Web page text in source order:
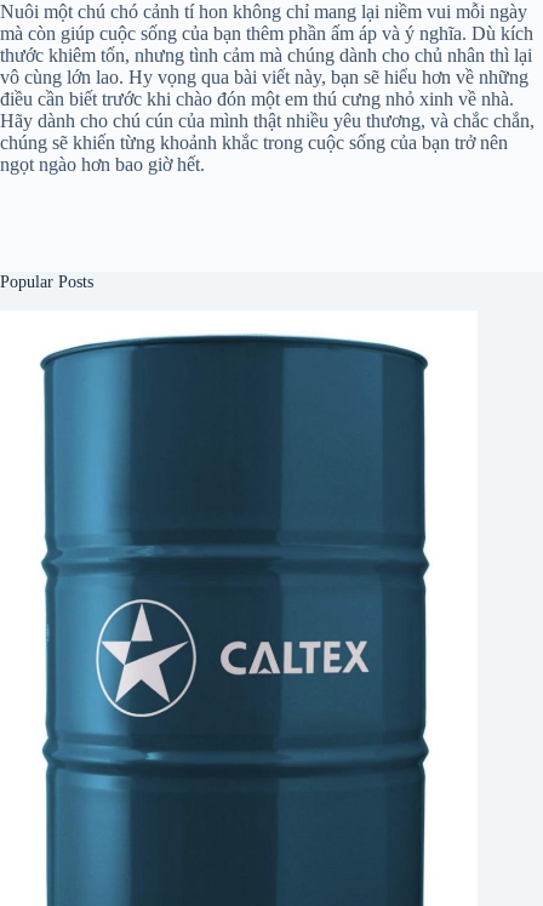
Nuôi một chú chó cảnh tí hon không chỉ mang lại niềm vui mỗi ngày
mà còn giúp cuộc sống của bạn thêm phần ấm áp và ý nghĩa. Dù kích
thước khiêm tốn, nhưng tình cảm mà chúng dành cho chủ nhân thì lại
vô cùng lớn lao. Hy vọng qua bài viết này, bạn sẽ hiểu hơn về những
điều cần biết trước khi chào đón một em thú cưng nhỏ xinh về nhà.
Hãy dành cho chú cún của mình thật nhiều yêu thương, và chắc chắn,
chúng sẽ khiến từng khoảnh khắc trong cuộc sống của bạn trở nên
ngọt ngào hơn bao giờ hết.
Popular Posts